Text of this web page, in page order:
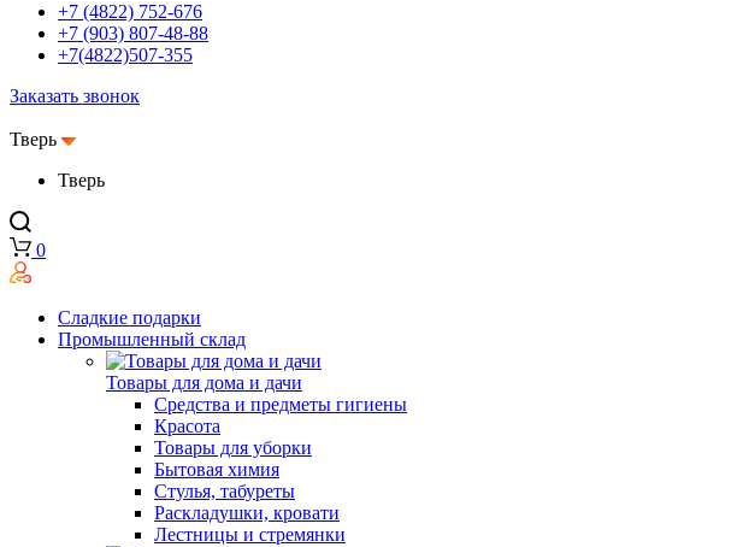
+7 (4822) 752-676
+7 (903) 807-48-88
+7(4822)507-355
Заказать звонок
Тверь
Тверь
0
Сладкие подарки
Промышленный склад
Товары для дома и дачи
Средства и предметы гигиены
Красота
Товары для уборки
Бытовая химия
Стулья, табуреты
Раскладушки, кровати
Лестницы и стремянки